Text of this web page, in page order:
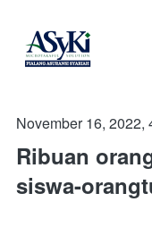
November 16, 2022,
Ribuan
siswa-